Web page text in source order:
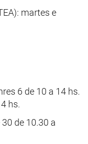
martes e
6 de 10 a 14 hs.
hs.
de 10.30 a